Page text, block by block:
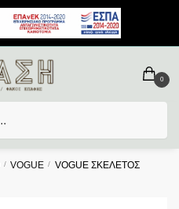
0
/ VOGUE / VOGUE ΣΚΕΛΕΤΟΣ